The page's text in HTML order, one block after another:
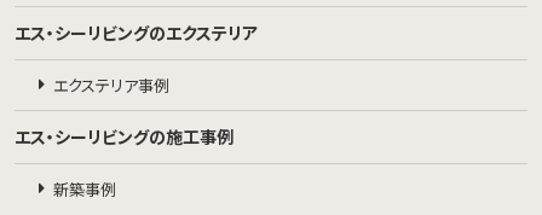
エス・シーリビングのエクステリア
エクステリア事例
エス・シーリビングの施工事例
新築事例